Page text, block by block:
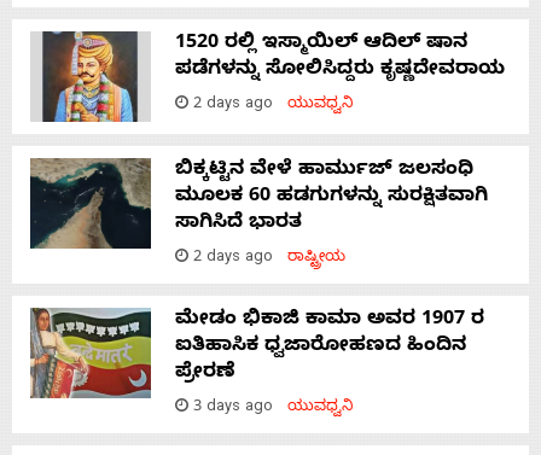
1520 ರಲ್ಲಿ ಇಸ್ಮಾಯಿಲ್ ಆದಿಲ್ ಷಾನ
ಪಡೆಗಳನ್ನು ಸೋಲಿಸಿದ್ದರು ಕೃಷ್ಣದೇವರಾಯ
2 days ago ಯುವಧ್ವನಿ
ಬಿಕ್ಕಟ್ಟಿನ ವೇಳೆ ಹಾರ್ಮುಜ್ ಜಲಸಂಧಿ
ಮೂಲಕ 60 ಹಡಗುಗಳನ್ನು ಸುರಕ್ಷಿತವಾಗಿ
ಸಾಗಿಸಿದೆ ಭಾರತ
2 days ago ರಾಷ್ಟ್ರೀಯ
ಮೇಡಂ ಭಿಕಾಜಿ ಕಾಮಾ ಅವರ 1907 ರ
ಐತಿಹಾಸಿಕ ಧ್ವಜಾರೋಹಣದ ಹಿಂದಿನ
ಪ್ರೇರಣೆ
3 days ago ಯುವಧ್ವನಿ